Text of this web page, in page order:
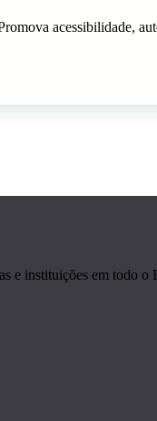
acessibilidade,
e instituições em todo o